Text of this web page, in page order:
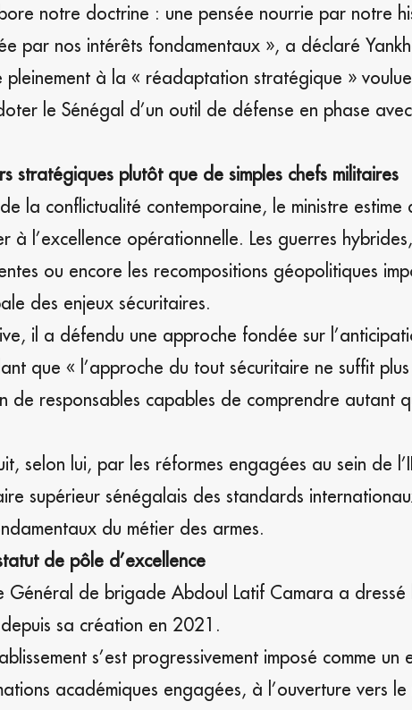
notre doctrine : une pensée nourrie par notre
par nos intérêts fondamentaux », a déclaré
pleinement à la « réadaptation stratégique »
le Sénégal d’un outil de défense en phase
stratégiques plutôt que de simples chefs militaires
la conflictualité contemporaine, le ministre
à l’excellence opérationnelle. Les guerres
ou encore les recompositions géopolitiques
des enjeux sécuritaires.
il a défendu une approche fondée sur
que « l’approche du tout sécuritaire ne suffit
de responsables capables de comprendre autant
selon lui, par les réformes engagées au sein de
supérieur sénégalais des standards
du métier des armes.
de pôle d’excellence
Général de brigade Abdoul Latif Camara a dressé
sa création en 2021.
s’est progressivement imposé comme
académiques engagées, à l’ouverture vers